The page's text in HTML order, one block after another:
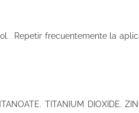
Repetir frecuentemente la
TITANIUM DIOXIDE.